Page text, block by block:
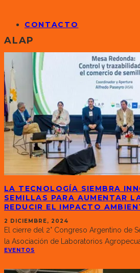
CONTACTO
ALAP
LA TECNOLOGÍA SIEMBRA
SEMILLAS PARA AUMENTAR
REDUCIR EL IMPACTO
2 DICIEMBRE, 2024
El cierre del 2° Congreso Argentino de
la Asociación de Laboratorios
EVENTOS